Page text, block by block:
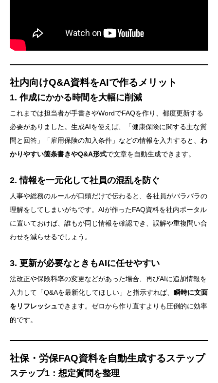
社内向けQ&A資料をAIで作るメリット
1. 作成にかかる時間を大幅に削減
これまでは担当者が手書きやWordでFAQを作り、都度更新する
必要がありました。生成AIを使えば、「健康保険に関する主な質
問と回答」「雇用保険の加入条件」などの情報を入力すると、 わ
かりやすい箇条書きやQ&A形式で文章を自動生成できます。
2. 情報を一元化して社員の混乱を防ぐ
人事や総務のルールが口頭だけで伝わると、各社員がバラバラの
理解をしてしまいがちです。AIが作ったFAQ資料を社内ポータル
に置いておけば、誰もが同じ情報を確認でき、誤解や重複問い合
わせを減らせるでしょう。
3. 更新が必要なときもAIに任せやすい
法改正や保険料率の変更などがあった場合、再びAIに追加情報を
入力して「Q&Aを最新化してほしい」と指示すれば、 瞬時に文面
をリフレッシュできます。ゼロから作り直すよりも圧倒的に効率
的です。
社保・労保FAQ資料を自動生成するステップ
ステップ1：想定質問を整理